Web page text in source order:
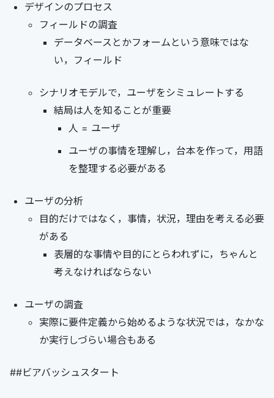
デザインのプロセス
フィールドの調査
データベースとかフォームという意味ではな
い，フィールド
シナリオモデルで，ユーザをシミュレートする
結局は人を知ることが重要
人 = ユーザ
ユーザの事情を理解し，台本を作って，用語
を整理する必要がある
ユーザの分析
目的だけではなく，事情，状況，理由を考える必要
がある
表層的な事情や目的にとらわれずに，ちゃんと
考えなければならない
ユーザの調査
実際に要件定義から始めるような状況では，なかな
か実行しづらい場合もある
##ビアバッシュスタート